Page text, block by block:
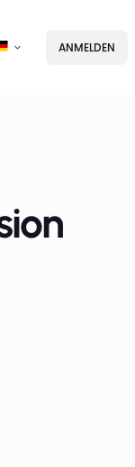
ANMELDEN